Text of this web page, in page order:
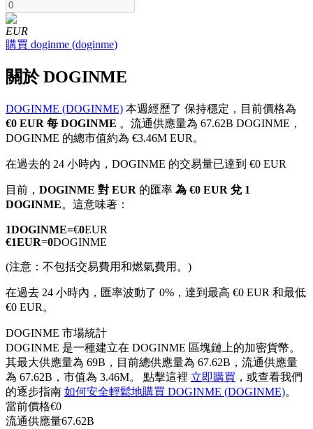
幣本位永續
以數字貨幣為保證金的永續合約
TradFi
USDC永續
多種以USDC結算的永續合約
EUR
購買 doginme (doginme)
關於 DOGINME
DOGINME (DOGINME) 本週經歷了 保持穩定，目前價格為
€0 EUR 每 DOGINME 。流通供應量為 67.62B DOGINME，
DOGINME 的總市值約為 €3.46M EUR。
在過去的 24 小時內，DOGINME 的交易量已達到 €0 EUR
目前， DOGINME 對 EUR 的匯率 為 €0 EUR 兌 1
DOGINME。這意味著：
1DOGINME=€0EUR
€1EUR=0DOGINME
(注意：不包括交易費用和燃氣費用。)
在過去 24 小時內，匯率波動了 0%，達到最高 €0 EUR 和最低
€0 EUR。
DOGINME 市場統計
DOGINME 是一種建立在 DOGINME 區塊鏈上的加密貨幣。
其最大供應量為 69B，目前總供應量為 67.62B，流通供應量
為 67.62B，市值為 3.46M。 點擊這裡 立即購買 ，或查看我們
的逐步指南 如何安全輕鬆地購買 DOGINME (DOGINME)。
當前價格€0
流通供應量67.62B